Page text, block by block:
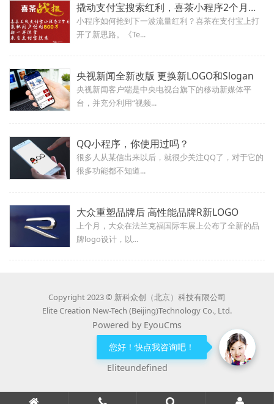
撬动支付宝搜索红利，喜茶小程序2个月涨粉800万
小程序如何抢到下一波流量红利？喜茶在支付宝上打
开了新思路。《Te...
央视新闻全新改版 更换新LOGO和Slogan
央视新闻客户端是中央电视台旗下的移动新媒体平
台，并充分利用“视频...
QQ小程序，你使用过吗？
很多人从某信出来以后，就很少关注QQ了，对于它的
很多功能都不知道...
大众重塑品牌后 高性能品牌R新LOGO
上个月，大众在法兰克福国际车展上公布了全新的品
牌logo设计，以...
Copyright 2023 © 新科众创（北京）科技有限公司
Elite Creation New-Tech (Beijing)Technology Co., Ltd.
Powered by EyouCms
Eliteundefined
您好！快点我咨询吧！